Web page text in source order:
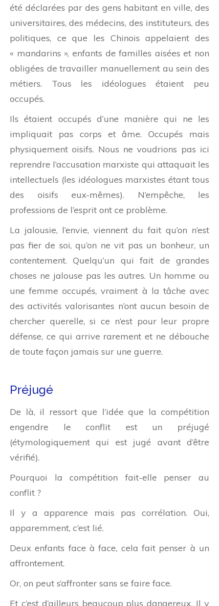
été déclarées par des gens habitant en ville, des
universitaires, des médecins, des instituteurs, des
politiques, ce que les Chinois appelaient des
« mandarins », enfants de familles aisées et non
obligées de travailler manuellement au sein des
métiers. Tous les idéologues étaient peu
occupés.
Ils étaient occupés d’une manière qui ne les
impliquait pas corps et âme. Occupés mais
physiquement oisifs. Nous ne voudrions pas ici
reprendre l’accusation marxiste qui attaquait les
intellectuels (les idéologues marxistes étant tous
des oisifs eux-mêmes). N’empêche, les
professions de l’esprit ont ce problème.
La jalousie, l’envie, viennent du fait qu’on n’est
pas fier de soi, qu’on ne vit pas un bonheur, un
contentement. Quelqu’un qui fait de grandes
choses ne jalouse pas les autres. Un homme ou
une femme occupés, vraiment à la tâche avec
des activités valorisantes n’ont aucun besoin de
chercher querelle, si ce n’est pour leur propre
défense, ce qui arrive rarement et ne débouche
de toute façon jamais sur une guerre.
Préjugé
De là, il ressort que l’idée que la compétition
engendre le conflit est un préjugé
(étymologiquement qui est jugé avant d’être
vérifié).
Pourquoi la compétition fait-elle penser au
conflit ?
Il y a apparence mais pas corrélation. Oui,
apparemment, c’est lié.
Deux enfants face à face, cela fait penser à un
affrontement.
Or, on peut s’affronter sans se faire face.
Et c’est d’ailleurs beaucoup plus dangereux. Il y